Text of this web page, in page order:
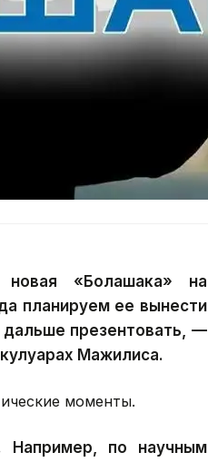
новая «Болашака» на
планируем ее вынести
дальше презентовать, —
Мажилиса.
моменты.
по научным